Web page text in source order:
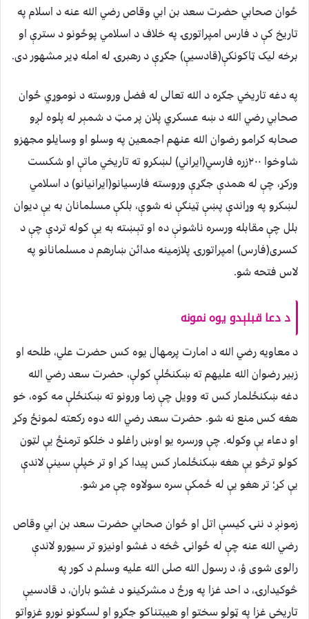
ځوان صحابي حضرت سعد بن ابي وقاص رضي الله عنه د اسلام په
تاریخ کې د فارس امپراتورۍ په خلاف د اسلامي پوځونو د سترې او
برخه لیک ټاکونکې(قادسیې) جګړې د رهبرۍ له امله ډیر مشهور دی.
په دغه تاریخي جګړه د الله تعالی له فضل وروسته د نوموړي ځوان
صحابي رضي الله د ښه عسکري پلان پر مټ د شمېر له پلوه لږو
صحابه کرامو رضوان الله عنهم اجمعین په وسلو او وسایلو مجهزو
شاوخوا ۲۰۰زره فارسي(ایراني) لښکرو ته تاریخي ماتې او شکست
ورکړ، چې له همدې جګړې وروسته فارسیانو(ایرانیانو) د اسلامي
لښکرو په وړاندې پښې ټینګې نه شوې، بلکې مسلمانان به یې دیوان
بلل چې مقابله ورسره ناشونې ده او تېښته به یې کوله تردې چې د
کسری(فارس) امپراتورۍ پلازمینه مدائن ښارهم د مسلمانانو په
لاس فتحه شو.
د دعا قبلېدو یوه نمونه
د معاویه رضي الله د امارت پرمهال یوه کس حضرت علي، طلحه او
زبیر رضوان الله علیهم ته ښکنځلې کولې، حضرت سعد رضي الله
دغه ښکنځلمار کس ته وویل چې زما ورونو ته ښکنځلې مه کوه، خو
هغه کس منع نه شو. حضرت سعد رضي الله دوه رکعته لمونځ وکړ
او دعاء یې وکوله. چې ورسره یو اوښ راغلو د خلکو ترمنځ یې لټون
کولو ترڅو یې هغه ښکنځلمار کس پیدا کړ او تر خپلې سینې لاندې
يې کړ؛ تر هغو یې له ځمکې سره سولاوه چې مړ شو.
زمونږ د ننۍ کیسې اتل او ځوان صحابي حضرت سعد بن ابي وقاص
رضي الله عنه چې له ځوانۍ څخه د غشو اونیزو تر سیورو لاندې
رالوی شوی ؤ، د رسول الله صلی الله علیه وسلم د کور په
څوکیدارۍ، د احد غزا په ورځ د مشرکینو د غشو باران، د قادسیې
تاریخي غزا په ټولو سختو او هیبتناکو جګړو او لسګونو نورو غزواتو